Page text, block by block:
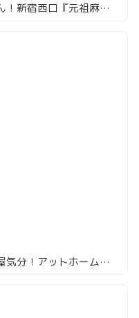
そんな全然言うほど辛くないやん！新宿西口『元祖麻婆豆腐 新宿店』の麻婆豆腐
麻布十番「鳳仙花」で韓国居酒屋気分！アットホームな雰囲気で楽しむ絶品料理の数々